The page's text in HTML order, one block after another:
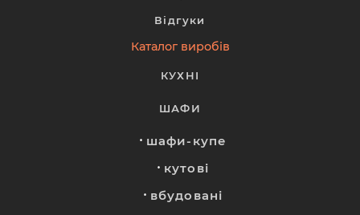
Відгуки
Каталог виробів
КУХНІ
ШАФИ
шафи-купе
кутові
вбудовані